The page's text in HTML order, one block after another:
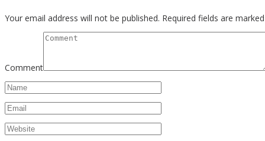
Your email address will not be published. Required fields are
Comment